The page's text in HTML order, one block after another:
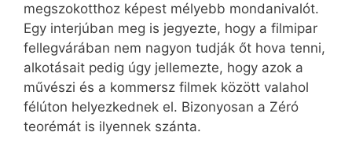
megszokotthoz képest mélyebb mondanivalót.
Egy interjúban meg is jegyezte, hogy a filmipar
fellegvárában nem nagyon tudják őt hova tenni,
alkotásait pedig úgy jellemezte, hogy azok a
művészi és a kommersz filmek között valahol
félúton helyezkednek el. Bizonyosan a Zéró
teorémát is ilyennek szánta.